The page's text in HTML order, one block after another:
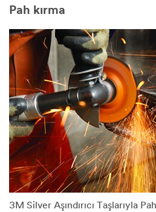
Pah kırma
3M Silver Aşındırıcı Taşlarıyla